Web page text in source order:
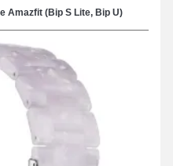
Amazfit (Bip S Lite, Bip U)